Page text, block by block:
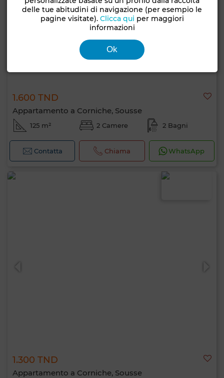
1.600 TND
Appartamento a Corniche, Sousse
125 m² 2 Camere 2 Bagni
Contatta Chiama WhatsApp
1.300 TND
Appartamento a Corniche, Sousse
delle tue abitudini di navigazione (per esempio le
pagine visitate). Clicca qui per maggiori
informazioni
Ok